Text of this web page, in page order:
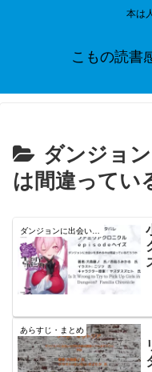
本は
こもの読書
ダンジョ
は間違ってい
ダンジョンに出会いを求めるのは間違っているだろうか
あらすじ・まとめ